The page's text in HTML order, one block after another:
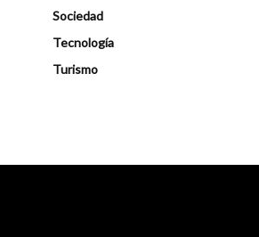
Sociedad
Tecnología
Turismo